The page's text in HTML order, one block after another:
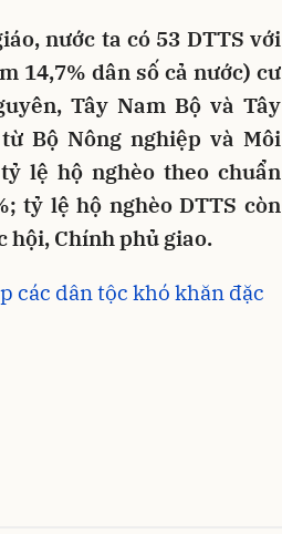
nước ta có 53 DTTS với
14,7% dân số cả nước) cư
Tây Nam Bộ và Tây
Bộ Nông nghiệp và Môi
lệ hộ nghèo theo chuẩn
tỷ lệ hộ nghèo DTTS còn
hội, Chính phủ giao.
các dân tộc khó khăn đặc